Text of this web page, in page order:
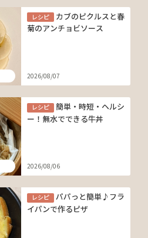
レシピ
カブのピクルスと春
菊のアンチョビソース
2026/08/07
レシピ
簡単・時短・ヘルシ
ー！無水でできる牛丼
2026/08/06
レシピ
パパっと簡単♪フラ
イパンで作るピザ